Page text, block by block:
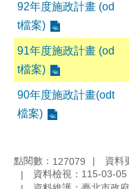
92年度施政計畫 (od
t檔案)
91年度施政計畫 (od
t檔案)
90年度施政計畫(odt
檔案)
點閱數： 127079
資料
資料檢視：115-03-05